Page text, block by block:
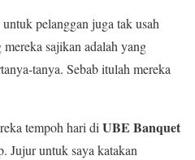
pelanggan juga tak usah
sajikan adalah yang
tanya. Sebab itulah mereka
tempoh hari di UBE Banquet
Jujur untuk saya katakan